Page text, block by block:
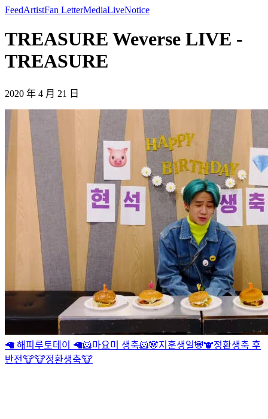
FeedArtistFan LetterMediaLiveNotice
TREASURE Weverse LIVE -
TREASURE
2020 年 4 月 21 日
🦙 해피루토데이 🦙🐹마요미 생축🐹🐼지훈생일🐼🐮정환생축 후
반전🐮🐮정환생축🐮